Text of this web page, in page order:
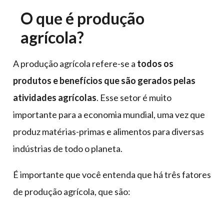
O que é produção
agrícola?
A produção agrícola refere-se a todos os
produtos e benefícios que são gerados pelas
atividades agrícolas. Esse setor é muito
importante para a economia mundial, uma vez que
produz matérias-primas e alimentos para diversas
indústrias de todo o planeta.
É importante que você entenda que há três fatores
de produção agrícola, que são: